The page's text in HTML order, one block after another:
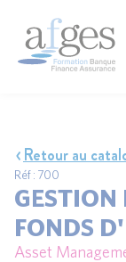
Retour au
Réf : 700
GESTION
FONDS
Asset